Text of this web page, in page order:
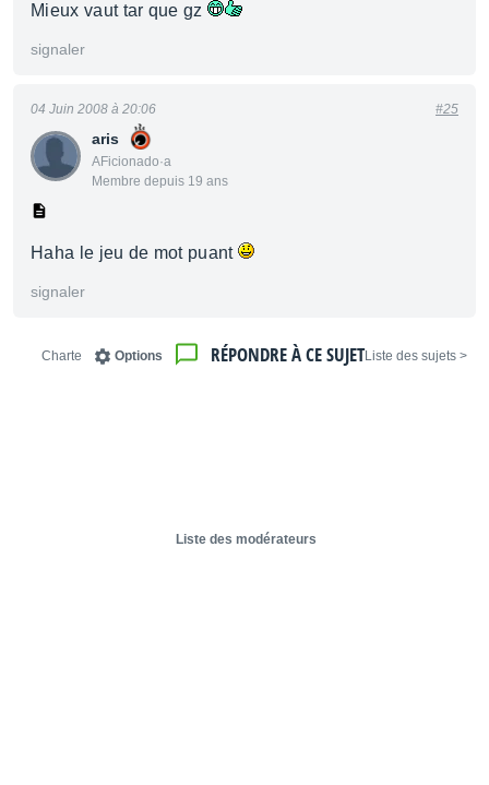
Mieux vaut tar que gz
signaler
aris
AFicionado·a
Membre depuis 19 ans
04 Juin 2008 à 20:06 #25
Haha le jeu de mot puant
signaler
< Liste des sujets
RÉPONDRE À CE SUJET
Options
Charte
Liste des modérateurs